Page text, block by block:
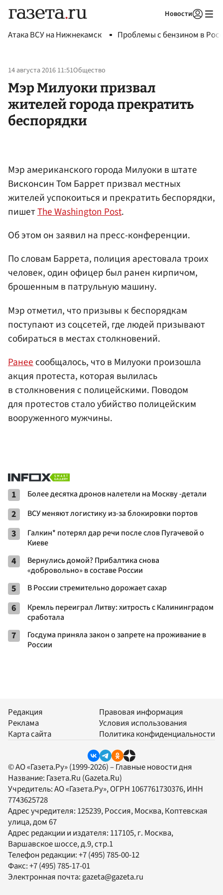
Новости
Атака ВСУ на Нижнекамск Проблемы с бензином в
14 августа 2016 11:51Общество
Мэр Милуоки призвал
жителей города прекратить
беспорядки
Мэр американского города Милуоки в штате
Висконсин Том Баррет призвал местных
жителей успокоиться и прекратить беспорядки,
пишетThe Washington Post.
Об этом он заявил на пресс-конференции.
По словам Баррета, полиция арестовала троих
человек, один офицер был ранен кирпичом,
брошенным в патрульную машину.
Мэр отметил, что призывы к беспорядкам
поступают из соцсетей, где людей призывают
собираться в местах столкновений.
Ранеесообщалось, что в Милуоки произошла
акция протеста, которая вылилась
в столкновения с полицейскими. Поводом
для протестов стало убийство полицейским
вооруженного мужчины.
1 Более десятка дронов налетели на Москву -детали
2 ВСУ меняют логистику из-за блокировки портов
3
Галкин* потерял дар речи после слов Пугачевой о
Киеве
4
Вернулись домой? Прибалтика снова
«добровольно» в составе России
5 В России стремительно дорожает сахар
6
Кремль переиграл Литву: хитрость с Калининградом
сработала
7
Госдума приняла закон о запрете на проживание в
России
Редакция
Реклама
Карта сайта
Правовая информация
Условия использования
Политика конфиденциальности
© АО «Газета.Ру» (1999-2026) – Главные новости дня
Название: Газета.Ru (Gazeta.Ru)
Учредитель:АО «Газета.Ру», ОГРН 1067761730376, ИНН
7743625728
Адрес учредителя: 125239, Россия, Москва, Коптевская
улица, дом 67
Адрес редакции и издателя: 117105, г. Москва,
Варшавское шоссе, д.9, стр.1
Телефон редакции:+7 (495) 785-00-12
Факс:+7 (495) 785-17-01
Электронная почта:gazeta@gazeta.ru